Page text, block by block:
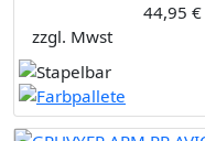
44,95 €
zzgl. Mwst